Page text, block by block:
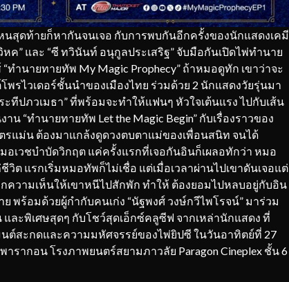
นสุดท้ายก็หากันจนเจอ กับการพบกันอีกครั้งของนักแสดงเคมี
ค” และ “ซี ทวินันท์ อนุกูลประเสริฐ” จับมือกันเปิดไพ่ทำนาย
ำนายทายทัพ My Magic Prophecy” ถ้าหมอดูทัก เขาว่าจะ
พรไวเดอร์ชั้นนำของเมืองไทย ร่วมด้วย 2 นักแสดงวัยรุ่นมา
ะทีปภวเมธา” ที่พร้อมจะทำให้แฟนๆ หัวใจเต้นแรง ไปกับเส้น
“ทำนายทายทัพ Let the Magic Begin” กับเรื่องราวของ
แม่น ต้องมาแกล้งดูดวงตบตาแม่ของเพื่อนสนิท จนได้
อเวชบําบัดวิกฤต แค่ครั้งแรกที่เจอกันอินก็เผลอทักว่า หมอ
ต แรกเริ่มหมอทัพก็ไม่เชื่อ แต่เมื่อเวลาผ่านไปเขาดันเจอแต่
ความเห็นให้เขาหนีไปสักพัก ทำให้ ต้องยอมไปหลบอยู่กับอิน
พร้อมด้วยผู้กำกับคนเก่ง “นัฐพงศ์ วงษ์กวีไพโรจน์” มาร่วม
และพิเศษสุดๆ กับโชว์สุดเอ็กซ์คลูซีฟ จากเหล่านักแสดง ที่
ต์สะกดและความมหัศจรรย์ของไพ่ยิปซี ในวันอาทิตย์ที่ 27
ารากอน โรงภาพยนตร์สยามภาวลัย Paragon Cineplex ชั้น 6